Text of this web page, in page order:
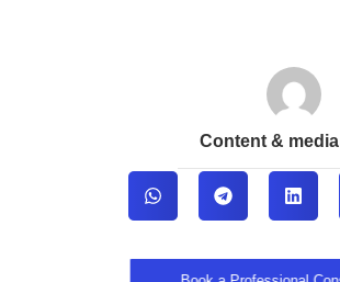
Content & media